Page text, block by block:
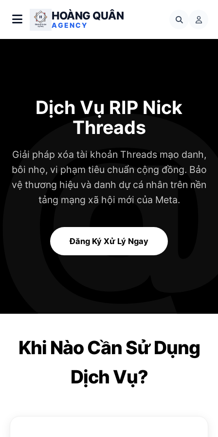
HOÀNG QUÂN
AGENCY
Dịch Vụ RIP Nick
Threads
Giải pháp xóa tài khoản Threads mạo danh,
bôi nhọ, vi phạm tiêu chuẩn cộng đồng. Bảo
vệ thương hiệu và danh dự cá nhân trên nền
tảng mạng xã hội mới của Meta.
Đăng Ký Xử Lý Ngay
Khi Nào Cần Sử Dụng
Dịch Vụ?